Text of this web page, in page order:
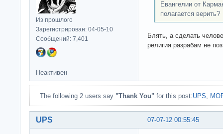
Из прошлого
Зарегистрирован: 04-05-10
Сообщений: 7,401
Евангелии от
полагается верить?
Блять, а сделать
религия разрабам не
Неактивен
The following 2 users say "Thank You" for this post:UPS
07-07-12 00:55:45
UPS